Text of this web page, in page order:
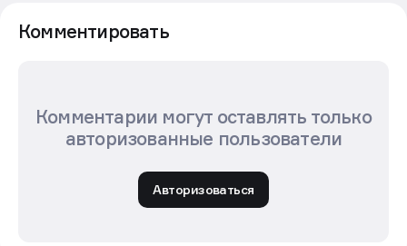
Комментарии могут оставлять только
Авторизоваться